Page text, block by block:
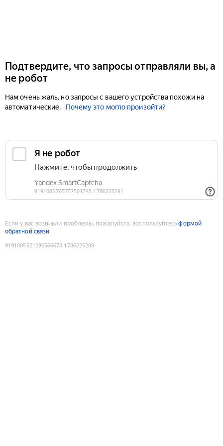
Подтвердите, что запросы отправляли вы, а
не робот
Нам очень жаль, но запросы с вашего устройства похожи на
автоматические.
Почему это могло произойти?
Если у вас возникли проблемы, пожалуйста, воспользуйтесьформой
обратной связи
9191085521280566678:1786225288